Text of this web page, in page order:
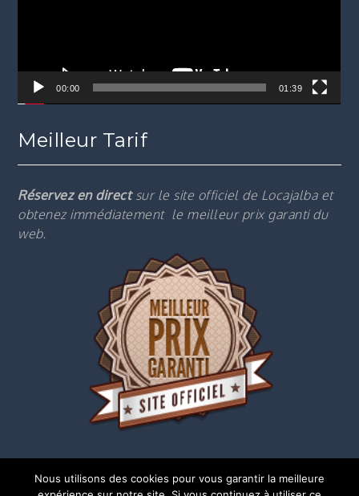
00:00 01:39
Meilleur Tarif
Réservez en directsur le site officiel de Locajalba et
obtenez immédiatement le meilleur prix garanti du
web.
Nous utilisons des cookies pour vous garantir la meilleure